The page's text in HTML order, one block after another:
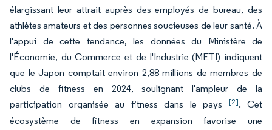
élargissant leur attrait auprès des employés de bureau, des
athlètes amateurs et des personnes soucieuses de leur santé. À
l'appui de cette tendance, les données du Ministère de
l'Économie, du Commerce et de l'Industrie (METI) indiquent
que le Japon comptait environ 2,88 millions de membres de
clubs de fitness en 2024, soulignant l'ampleur de la
participation organisée au fitness dans le pays [2]. Cet
écosystème de fitness en expansion favorise une